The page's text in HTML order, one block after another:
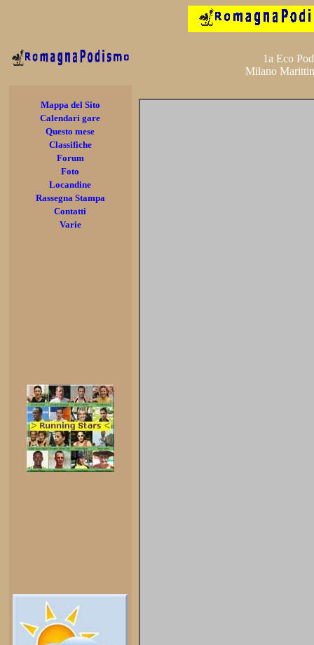
1a Eco
Milano
Mappa del Sito
Calendari gare
Questo mese
Classifiche
Forum
Foto
Locandine
Rassegna Stampa
Contatti
Varie